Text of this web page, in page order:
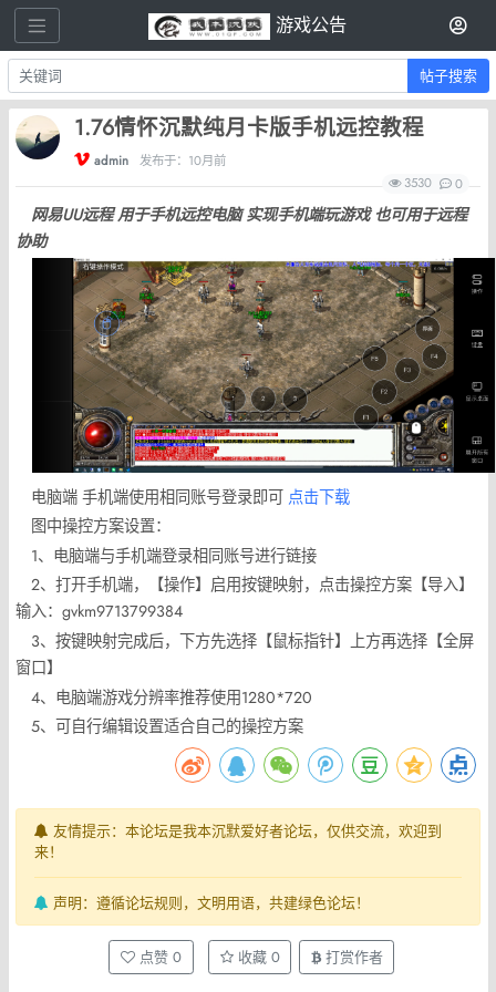
游戏公告
帖子搜索
1.76情怀沉默纯月卡版手机远控教程
admin
发布于：10月前
3530
0
网易UU远程 用于手机远控电脑 实现手机端玩游戏 也可用于远程
协助
电脑端 手机端使用相同账号登录即可 点击下载
图中操控方案设置：
1、电脑端与手机端登录相同账号进行链接
2、打开手机端，【操作】启用按键映射，点击操控方案【导入】
输入：gvkm9713799384
3、按键映射完成后，下方先选择【鼠标指针】上方再选择【全屏
窗口】
4、电脑端游戏分辨率推荐使用1280*720
5、可自行编辑设置适合自己的操控方案
友情提示：本论坛是我本沉默爱好者论坛，仅供交流，欢迎到
来！
声明：遵循论坛规则，文明用语，共建绿色论坛！
点赞 0 收藏 0 打赏作者